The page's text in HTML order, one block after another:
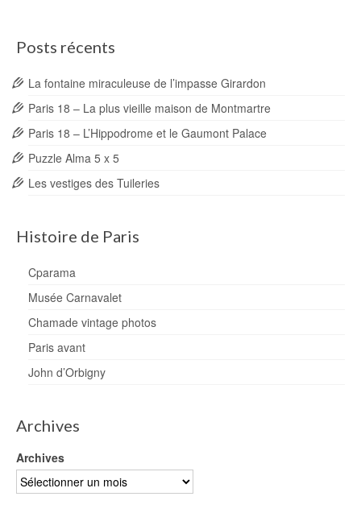
Posts récents
La fontaine miraculeuse de l’impasse Girardon
Paris 18 – La plus vieille maison de Montmartre
Paris 18 – L’Hippodrome et le Gaumont Palace
Puzzle Alma 5 x 5
Les vestiges des Tuileries
Histoire de Paris
Cparama
Musée Carnavalet
Chamade vintage photos
Paris avant
John d’Orbigny
Archives
Archives